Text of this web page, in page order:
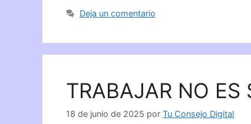
Deja un comentario
TRABAJAR NO ES
18 de junio de 2025 por Tu Consejo Digital